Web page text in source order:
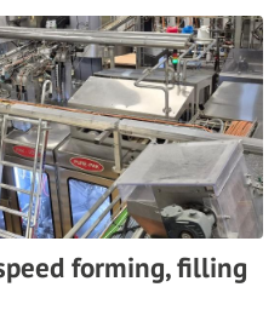
forming, filling